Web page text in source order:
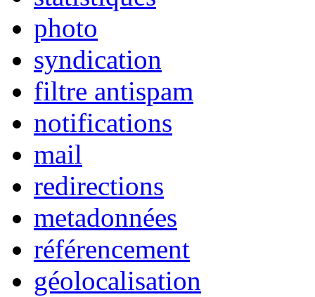
photo
syndication
filtre antispam
notifications
mail
redirections
metadonnées
référencement
géolocalisation